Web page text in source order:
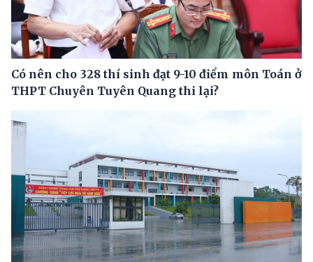
Có nên cho 328 thí sinh đạt 9-10 điểm môn Toán ở
THPT Chuyên Tuyên Quang thi lại?